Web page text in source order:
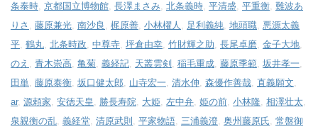
条泰時, 京都国立博物館, 長澤まさみ, 北条義時, 平清盛, 平重衡, 難波あ
りさ , 藤原兼光, 南沙良 , 梶原善, 小林櫂人 , 足利義純, 地頭職, 悪源太義
平, 鶴丸, 北条時政, 中尊寺, 坪倉由幸, 竹財輝之助, 長尾卓磨, 金子大地,
のえ , 青木崇高, 亀菊, 義経記, 天叢雲剣 , 稲毛重成, 藤原季範, 坂井孝一,
田単, 藤原泰衡, 坂口健太郎, 山寺宏一, 清水伸, 森優作善哉, 直義願文,
ar, 源頼家, 安徳天皇, 勝長寿院, 大姫, 左中弁, 姫の前, 小林隆, 相澤壮太,
泉親衡の乱, 義経堂, 清原武則 , 平家物語, 三浦義澄, 奥州藤原氏, 常盤御